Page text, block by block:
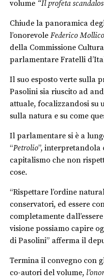
volume “Il profeta
Chiude la panoramica
l’onorevole Federico
della Commissione
parlamentare Fratelli
Il suo esposto verte sulla
Pasolini sia riuscito ad
attuale, focalizzandosi su
sulla natura e su come
Il parlamentare si è a
“Petrolio”, interpretandola
capitalismo che non
cose.
“Rispettare l’ordine
conservatori, ed essere
completamente
visione possiamo capire
di Pasolini” afferma il
Termina il convegno con
co-autori del volume,